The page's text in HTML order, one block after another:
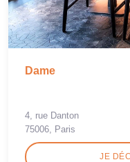
Dame
4, rue Danton
75006, Paris
JE